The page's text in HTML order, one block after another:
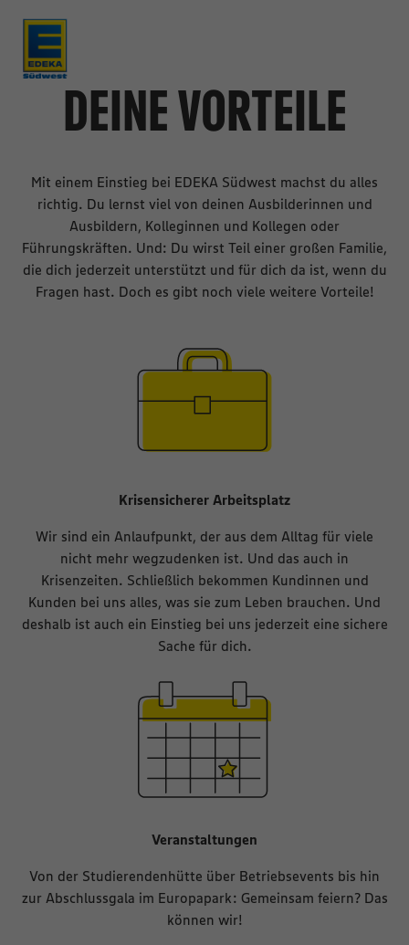
DEINE VORTEILE
Mit einem Einstieg bei EDEKA Südwest machst du alles
richtig. Du lernst viel von deinen Ausbilderinnen und
Ausbildern, Kolleginnen und Kollegen oder
Führungskräften. Und: Du wirst Teil einer großen Familie,
die dich jederzeit unterstützt und für dich da ist, wenn du
Fragen hast. Doch es gibt noch viele weitere Vorteile!
Krisensicherer Arbeitsplatz
Wir sind ein Anlaufpunkt, der aus dem Alltag für viele
nicht mehr wegzudenken ist. Und das auch in
Krisenzeiten. Schließlich bekommen Kundinnen und
Kunden bei uns alles, was sie zum Leben brauchen. Und
deshalb ist auch ein Einstieg bei uns jederzeit eine sichere
Sache für dich.
Veranstaltungen
Von der Studierendenhütte über Betriebsevents bis hin
zur Abschlussgala im Europapark: Gemeinsam feiern? Das
können wir!